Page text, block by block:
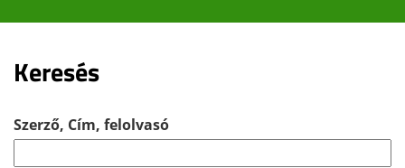
Keresés
Szerző, Cím, felolvasó